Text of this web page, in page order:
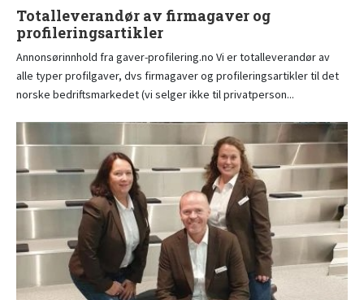
Totalleverandør av firmagaver og
profileringsartikler
Annonsørinnhold fra gaver-profilering.no Vi er totalleverandør av
alle typer profilgaver, dvs firmagaver og profileringsartikler til det
norske bedriftsmarkedet (vi selger ikke til privatperson...